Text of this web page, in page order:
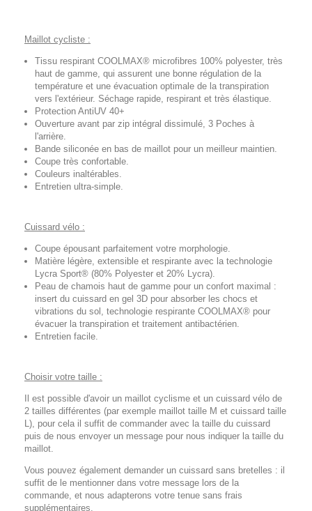
Maillot cycliste :
Tissu respirant COOLMAX® microfibres 100% polyester, très
haut de gamme, qui assurent une bonne régulation de la
température et une évacuation optimale de la transpiration
vers l'extérieur. Séchage rapide, respirant et très élastique.
Protection AntiUV 40+
Ouverture avant par zip intégral dissimulé, 3 Poches à
l'arrière.
Bande siliconée en bas de maillot pour un meilleur maintien.
Coupe très confortable.
Couleurs inaltérables.
Entretien ultra-simple.
Cuissard vélo :
Coupe épousant parfaitement votre morphologie.
Matière légère, extensible et respirante avec la technologie
Lycra Sport® (80% Polyester et 20% Lycra).
Peau de chamois haut de gamme pour un confort maximal :
insert du cuissard en gel 3D pour absorber les chocs et
vibrations du sol, technologie respirante COOLMAX® pour
évacuer la transpiration et traitement antibactérien.
Entretien facile.
Choisir votre taille :
Il est possible d'avoir un maillot cyclisme et un cuissard vélo de
2 tailles différentes (par exemple maillot taille M et cuissard taille
L), pour cela il suffit de commander avec la taille du cuissard
puis de nous envoyer un message pour nous indiquer la taille du
maillot.
Vous pouvez également demander un cuissard sans bretelles : il
suffit de le mentionner dans votre message lors de la
commande, et nous adapterons votre tenue sans frais
supplémentaires.